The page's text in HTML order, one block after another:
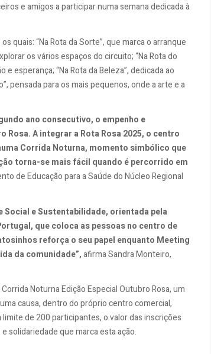
e amigos a participar numa semana dedicada à
quais: “Na Rota da Sorte”, que marca o arranque
os vários espaços do circuito; “Na Rota do
esperança; “Na Rota da Beleza”, dedicada ao
pensada para os mais pequenos, onde a arte e a
ano consecutivo, o empenho e
Rosa. A integrar a Rota Rosa 2025, o centro
Corrida Noturna, momento simbólico que
torna-se mais fácil quando é percorrido em
de Educação para a Saúde do Núcleo Regional
e Sustentabilidade, orientada pela
que coloca as pessoas no centro de
reforça o seu papel enquanto Meeting
da comunidade”,afirma Sandra Monteiro,
Noturna Edição Especial Outubro Rosa, um
causa, dentro do próprio centro comercial,
de 200 participantes, o valor das inscrições
solidariedade que marca esta ação.